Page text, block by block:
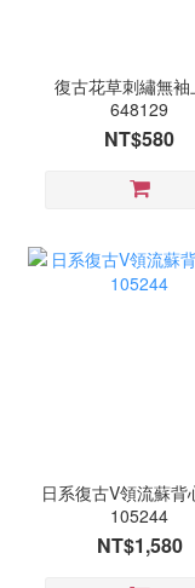
復古花草刺繡無袖
648129
NT$580
日系復古V領流蘇背
105244
NT$1,580